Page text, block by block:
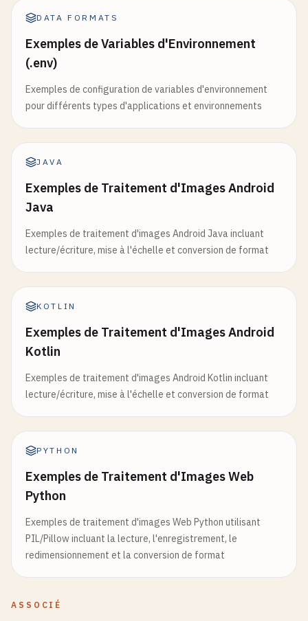
DATA FORMATS
Exemples de Variables d'Environnement
(.env)
Exemples de configuration de variables d'environnement
pour différents types d'applications et environnements
JAVA
Exemples de Traitement d'Images Android
Java
Exemples de traitement d'images Android Java incluant
lecture/écriture, mise à l'échelle et conversion de format
KOTLIN
Exemples de Traitement d'Images Android
Kotlin
Exemples de traitement d'images Android Kotlin incluant
lecture/écriture, mise à l'échelle et conversion de format
PYTHON
Exemples de Traitement d'Images Web
Python
Exemples de traitement d'images Web Python utilisant
PIL/Pillow incluant la lecture, l'enregistrement, le
redimensionnement et la conversion de format
ASSOCIÉ